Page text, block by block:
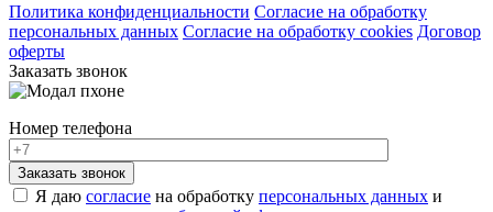
Политика конфиденциальности Согласие на обработку
персональных данных Согласие на обработку cookies Договор
оферты
Заказать звонок
Номер телефона
Я даю согласие на обработку персональных данных и